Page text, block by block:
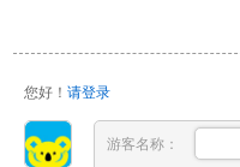
您好！ 请登录
游客名称：